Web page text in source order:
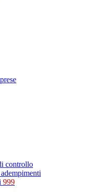
controllo
999